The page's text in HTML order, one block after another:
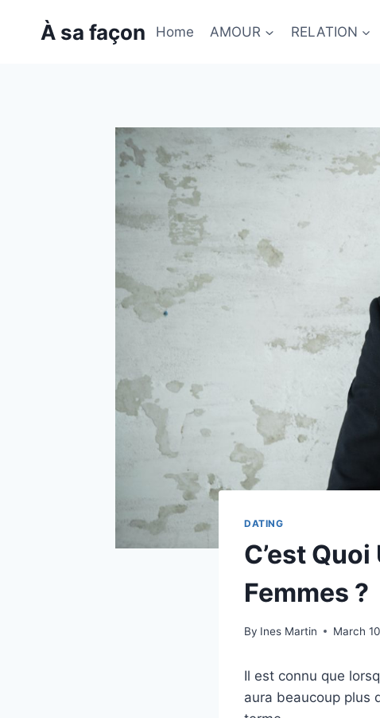
À sa façon Home AMOUR RELATION
DATING
C’est
Femmes ?
By Ines Martin March
Il est connu que
aura beaucoup plus